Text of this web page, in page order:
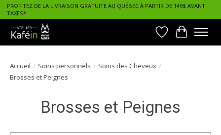
PROFITEZ DE LA LIVRAISON GRATUITE AU QUÉBEC À PARTIR DE 149$ AVANT
TAXES*
Liste dePanier
Accueil / Soins personnels / Soins des Cheveux /
Brosses et Peignes
Brosses et Peignes